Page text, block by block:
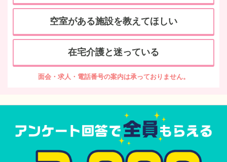
空室がある施設を教えてほしい
在宅介護と迷っている
面会・求人・電話番号の案内は承っておりません。